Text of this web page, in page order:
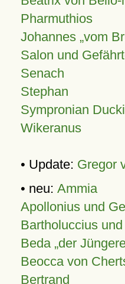
Pharmuthios
Johannes vom
Salon und
Senach
Stephan
Sympronian Ducki
Wikeranus
• Update: Gregor
• neu: Ammia
Apollonius und
Bartholuccius
Beda „der
Beocca von
Bertrand